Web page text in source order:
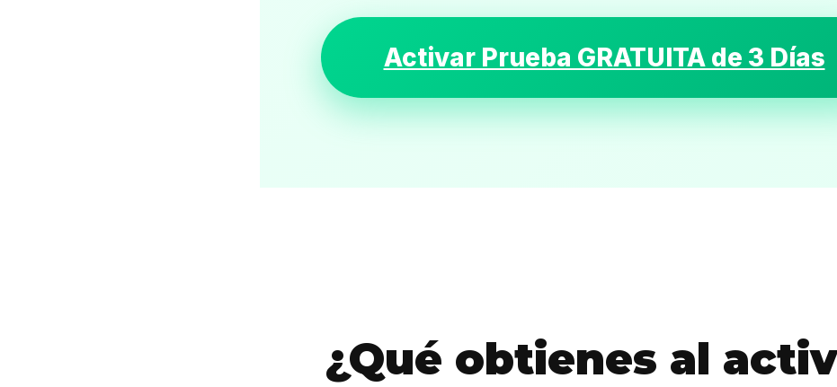
Bershka
Casting
SHEIN
Contacto
Activar Prueba GRATUITA de 3 Días
¿Qué obtienes al